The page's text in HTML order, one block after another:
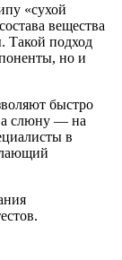
«сухой
вещества
Такой подход
но и
быстро
а слюну — на
в